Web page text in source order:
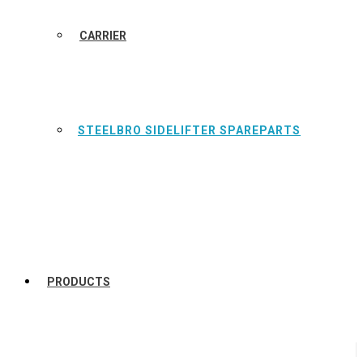
CARRIER
STEELBRO SIDELIFTER SPAREPARTS
PRODUCTS